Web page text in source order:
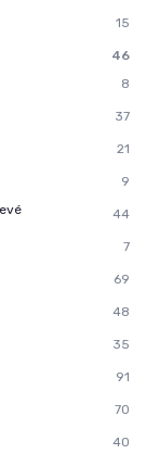
15
46
8
37
21
9
44
7
69
48
35
91
70
40